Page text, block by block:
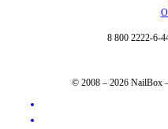
О
8 800 2222-6-
© 2008 – 2026 NailBox